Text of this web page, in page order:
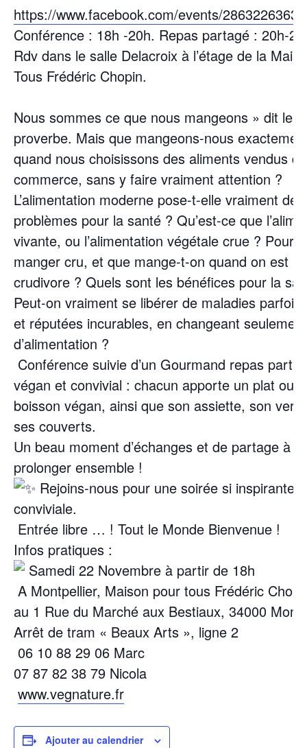
https://www.facebook.com/events/
Conférence : 18h -20h. Repas partagé : 20h-
Rdv dans le salle Delacroix à l’étage de la
Tous Frédéric Chopin.
Nous sommes ce que nous mangeons » dit le
proverbe. Mais que mangeons-nous
quand nous choisissons des aliments vendus
commerce, sans y faire vraiment attention ?
L’alimentation moderne pose-t-elle vraiment de
problèmes pour la santé ? Qu’est-ce que
vivante, ou l’alimentation végétale crue ?
manger cru, et que mange-t-on quand on est
crudivore ? Quels sont les bénéfices pour la
Peut-on vraiment se libérer de maladies parfois
et réputées incurables, en changeant seulement
d’alimentation ?
Conférence suivie d’un Gourmand repas
végan et convivial : chacun apporte un plat ou
boisson végan, ainsi que son assiette, son
ses couverts.
Un beau moment d’échanges et de partage à
prolonger ensemble !
Rejoins-nous pour une soirée si inspirante
conviviale.
Entrée libre … ! Tout le Monde Bienvenue !
Infos pratiques :
Samedi 22 Novembre à partir de 18h
A Montpellier, Maison pour tous Frédéric
au 1 Rue du Marché aux Bestiaux, 34000
Arrêt de tram « Beaux Arts », ligne 2
06 10 88 29 06 Marc
07 87 82 38 79 Nicola
www.vegnature.fr
Ajouter au calendrier